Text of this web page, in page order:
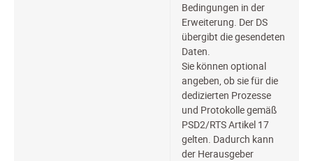
Bedingungen in der
Erweiterung. Der DS
übergibt die gesendeten
Daten.
Sie können optional
angeben, ob sie für die
dedizierten Prozesse
und Protokolle gemäß
PSD2/RTS Artikel 17
gelten. Dadurch kann
der Herausgeber